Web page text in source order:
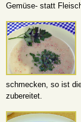
Gemüse- statt
schmecken, so ist
zubereitet.